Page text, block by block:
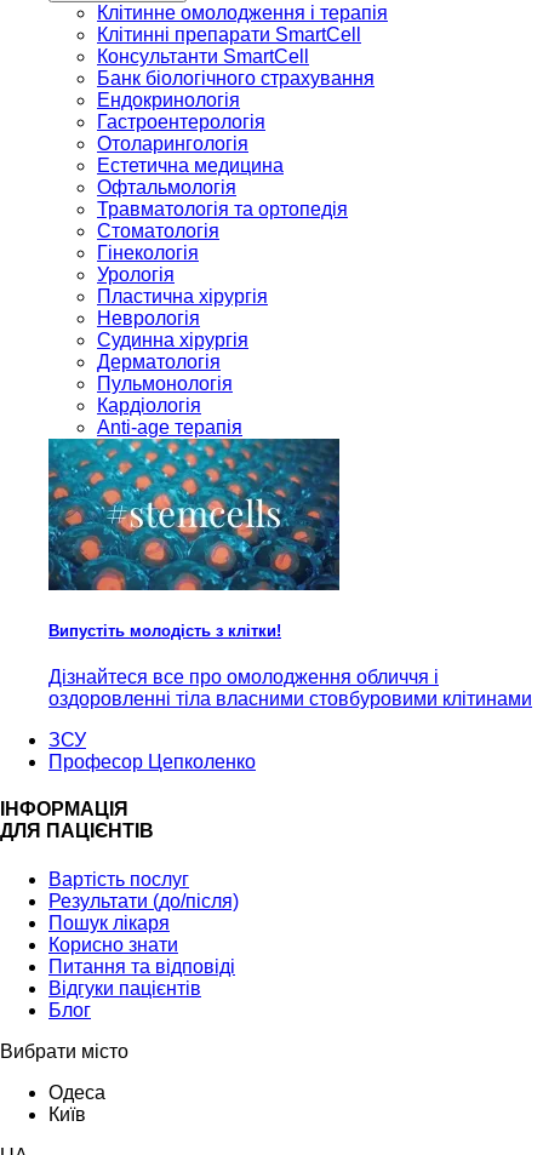
Клітинне омолодження і терапія
Клітинні препарати SmartCell
Консультанти SmartCell
Банк бiологiчного страхування
Ендокринологія
Гастроентерологія
Отоларингологія
Естетична медицина
Офтальмологія
Травматологія та ортопедія
Стоматологія
Гінекологія
Урологія
Пластична хірургія
Неврологія
Судинна хірургія
Дерматологія
Пульмонологія
Кардiологія
Anti-age терапія
Випустіть молодість з клітки!
Дізнайтеся все про омолодження обличчя і
оздоровленні тіла власними стовбуровими клітинами
ЗСУ
Професор Цепколенко
ІНФОРМАЦІЯ
ДЛЯ ПАЦІЄНТІВ
Вартість послуг
Результати (до/після)
Пошук лікаря
Корисно знати
Питання та відповіді
Відгуки пацієнтів
Блог
Вибрати місто
Одеса
Київ